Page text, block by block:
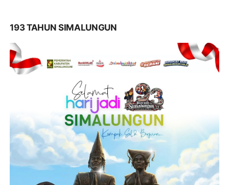
193 TAHUN SIMALUNGUN